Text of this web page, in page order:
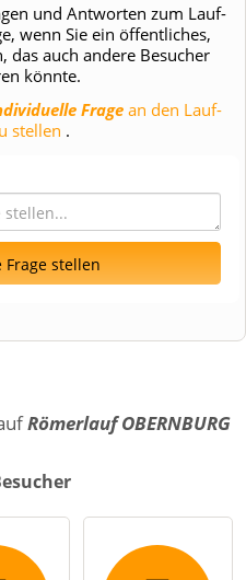
und Antworten zum Lauf-
wenn Sie ein öffentliches,
das auch andere Besucher
könnte.
Fragean den Lauf-
stellen .
stellen
Römerlauf OBERNBURG